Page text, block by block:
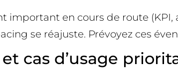
important en cours de route
se réajuste. Prévoyez ces
cas d’usage